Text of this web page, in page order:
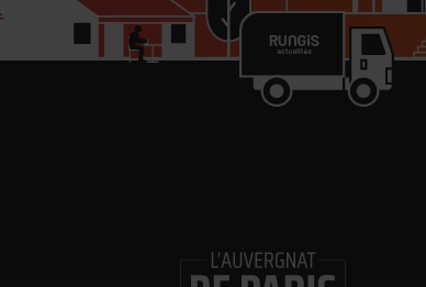
nouvel article.
PARTAGER